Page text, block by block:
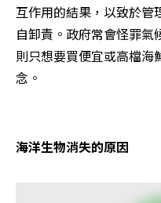
互作用的結果，以致於管
自卸責。政府常會怪罪
則只想要買便宜或高檔海
念。
海洋生物消失的原因